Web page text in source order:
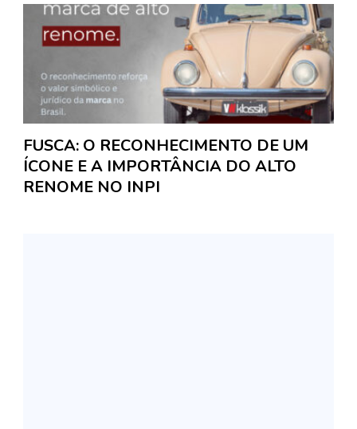
FUSCA: O RECONHECIMENTO DE UM
ÍCONE E A IMPORTÂNCIA DO ALTO
RENOME NO INPI